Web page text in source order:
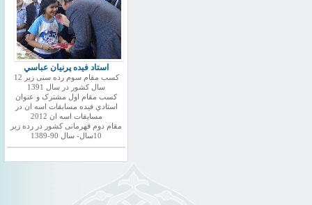
استاد فيده پرنيان عباسي
کسب مقام سوم رده سنی زیر 12
سال کشور در سال 1391
کسب مقام اول مشترک و عنوان
استادي فيده مسابقات اسه ان در
مسابقات اسه ان 2012
مقام دوم قهرمانی کشور در رده زیر
10سال- سال 90-1389